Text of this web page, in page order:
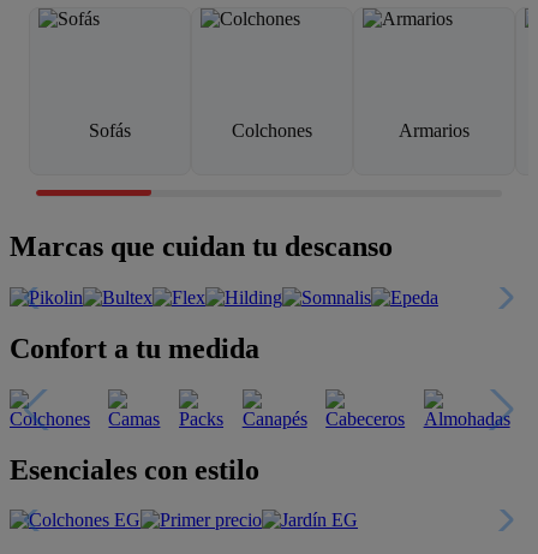
Sofás Colchones Armarios
Marcas que cuidan tu descanso
Confort a tu medida
Esenciales con estilo